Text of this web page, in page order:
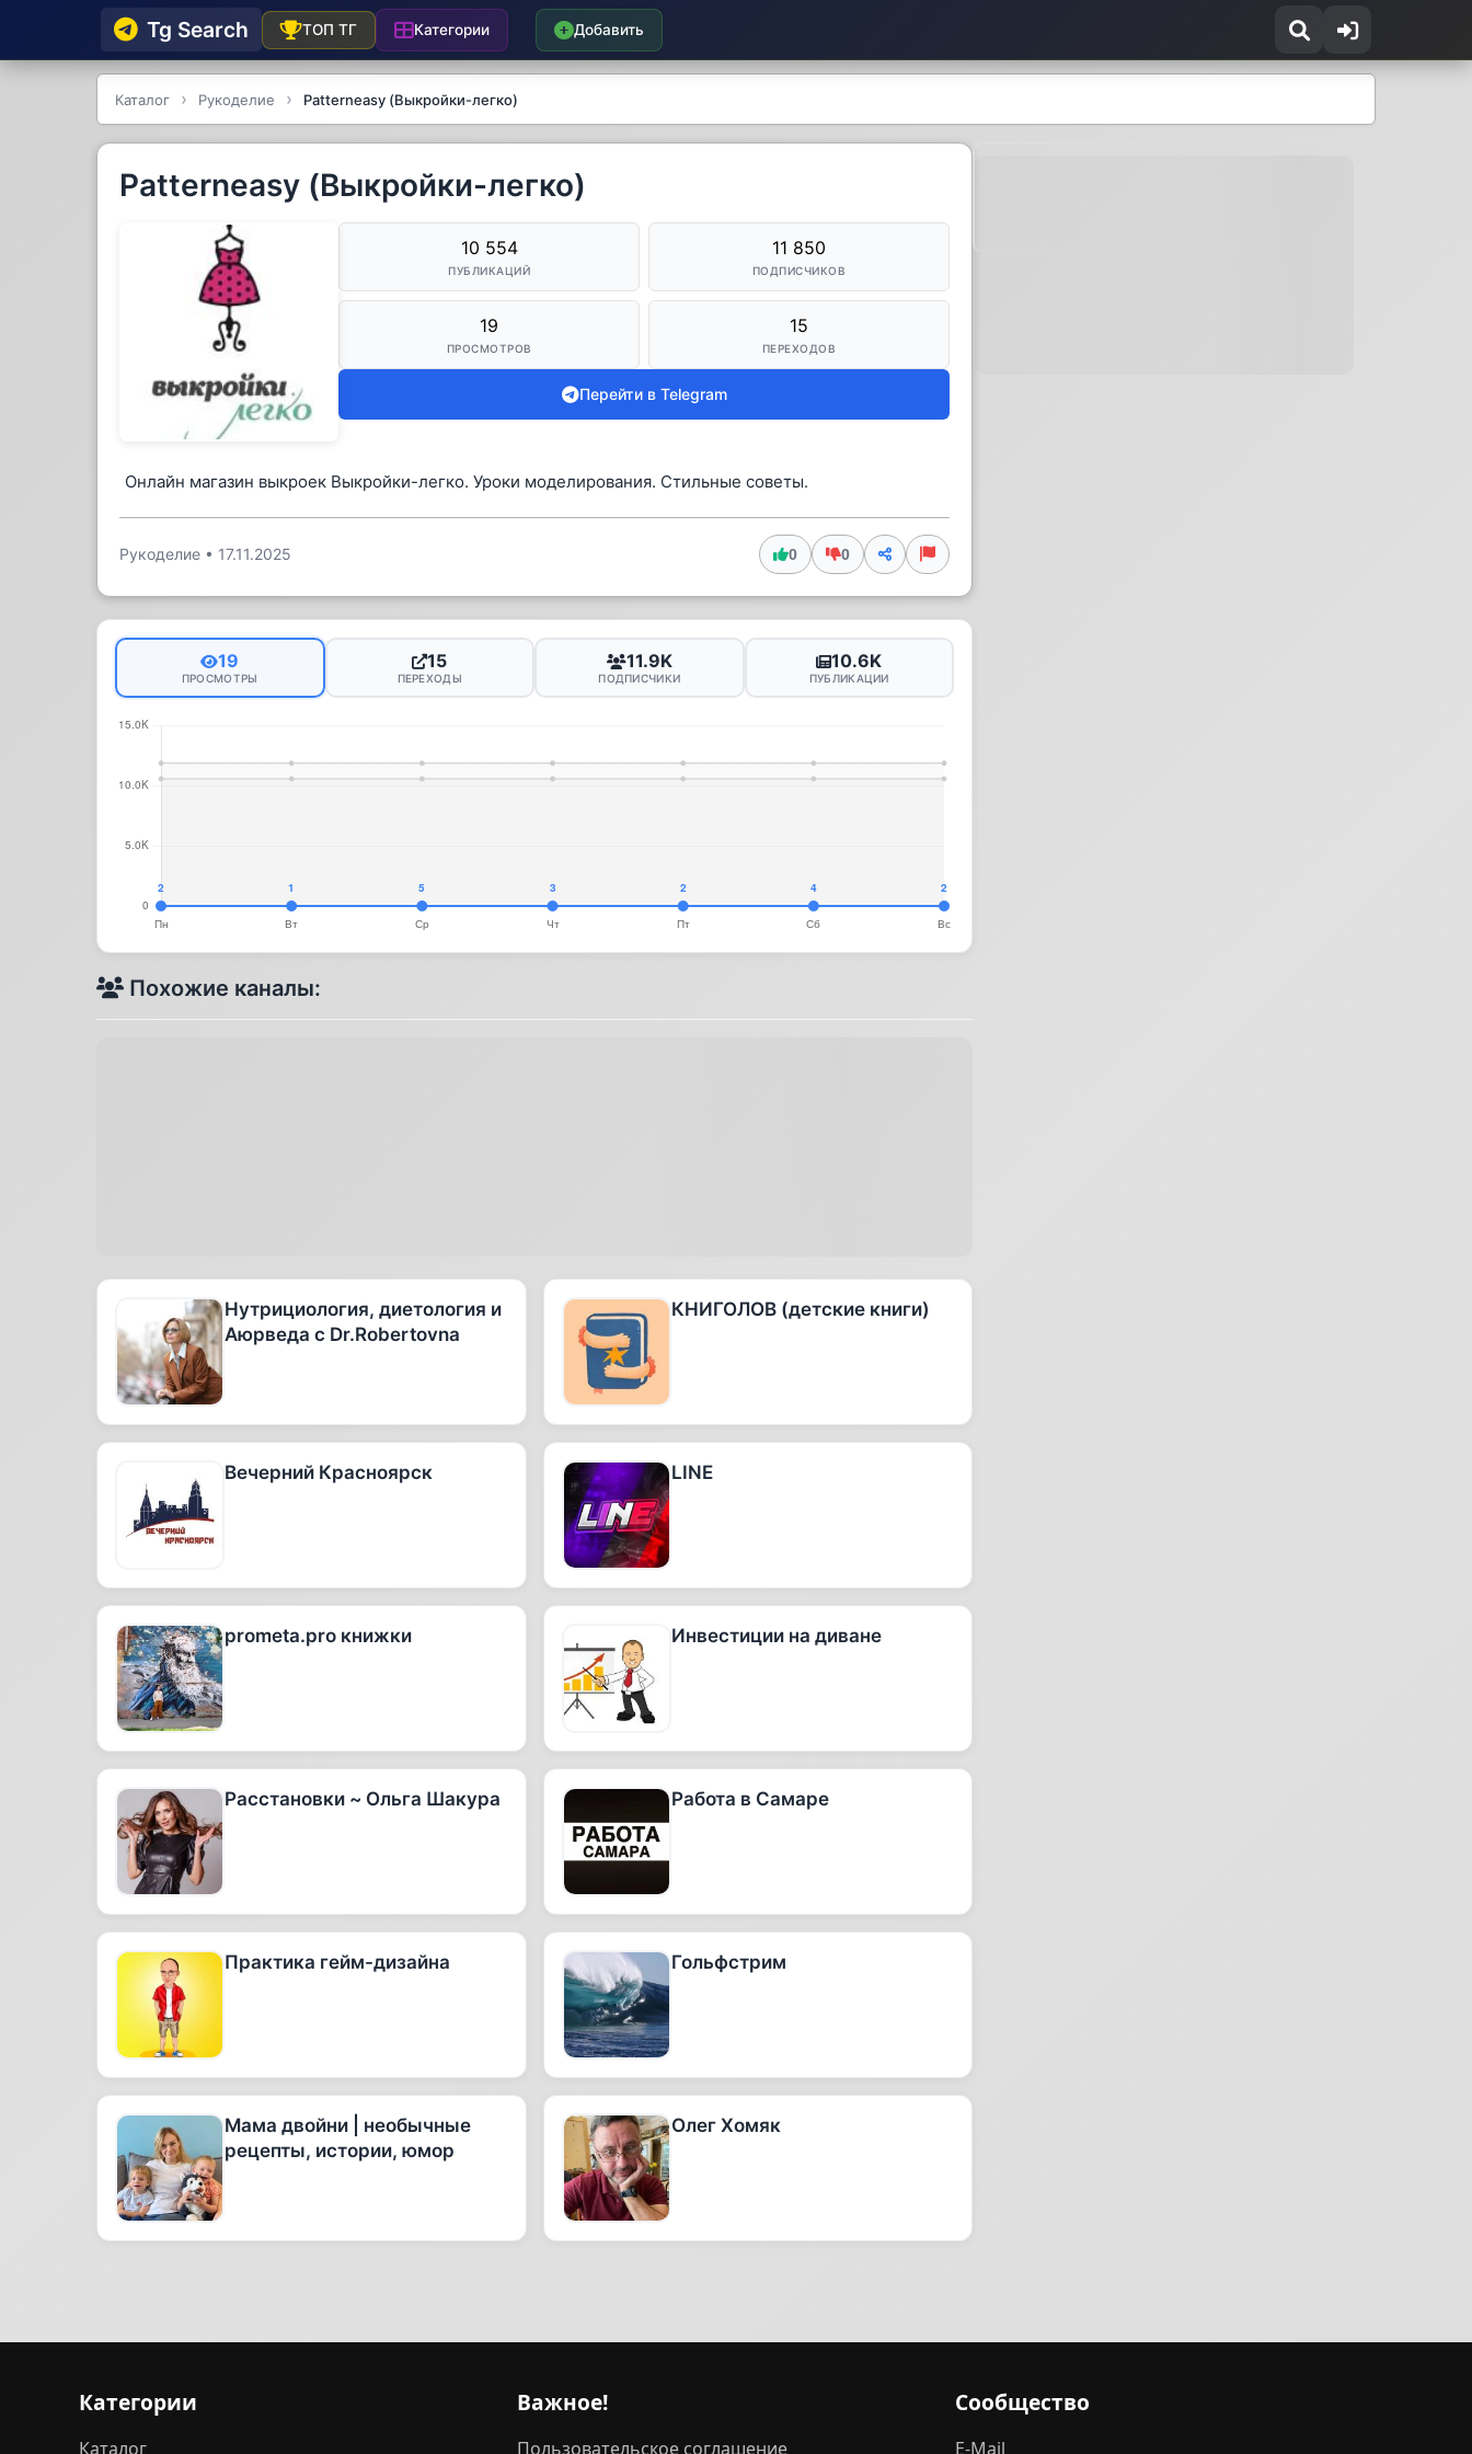
Tg Searсh ТОП ТГ Категории Добавить
Каталог Рукоделие Patterneasy (Выкройки-легко)
Patterneasy (Выкройки-легко)
10 554
ПУБЛИКАЦИЙ
11 850
ПОДПИСЧИКОВ
19
ПРОСМОТРОВ
15
ПЕРЕХОДОВ
Перейти в Telegram
Онлайн магазин выкроек Выкройки-легко. Уроки моделирования. Стильные советы.
Рукоделие • 17.11.2025 0 0
19
ПРОСМОТРЫ
15
ПЕРЕХОДЫ
11.9K
ПОДПИСЧИКИ
10.6K
ПУБЛИКАЦИИ
Похожие каналы:
Нутрициология, диетология и
Аюрведа с Dr.Robertovna
КНИГОЛОВ (детские книги)
Вечерний Красноярск LINE
prometa.pro книжки Инвестиции на диване
Расстановки ~ Ольга Шакура Работа в Самаре
Практика гейм-дизайна Гольфстрим
Мама двойни | необычные
рецепты, истории, юмор
Олег Хомяк
Категории
Каталог
Важное!
Пользовательское соглашение
Сообщество
E-Mail